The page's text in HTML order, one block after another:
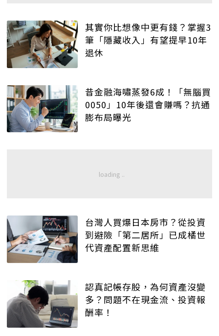
其實你比想像中更有錢？掌握3
筆「隱藏收入」有望提早10年
退休
昔金融海嘯蒸發6成！「無腦買
0050」10年後還會賺嗎？抗通
膨布局曝光
台灣人買爆日本房市？從投資
到避險「第二居所」已成橘世
代資產配置新思維
認真記帳存股，為何資產沒變
多？問題不在現金流、投資報
酬率！